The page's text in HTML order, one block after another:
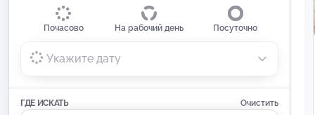
Почасово На рабочий день Посуточно
Укажите дату
ГДЕ ИСКАТЬ Очистить